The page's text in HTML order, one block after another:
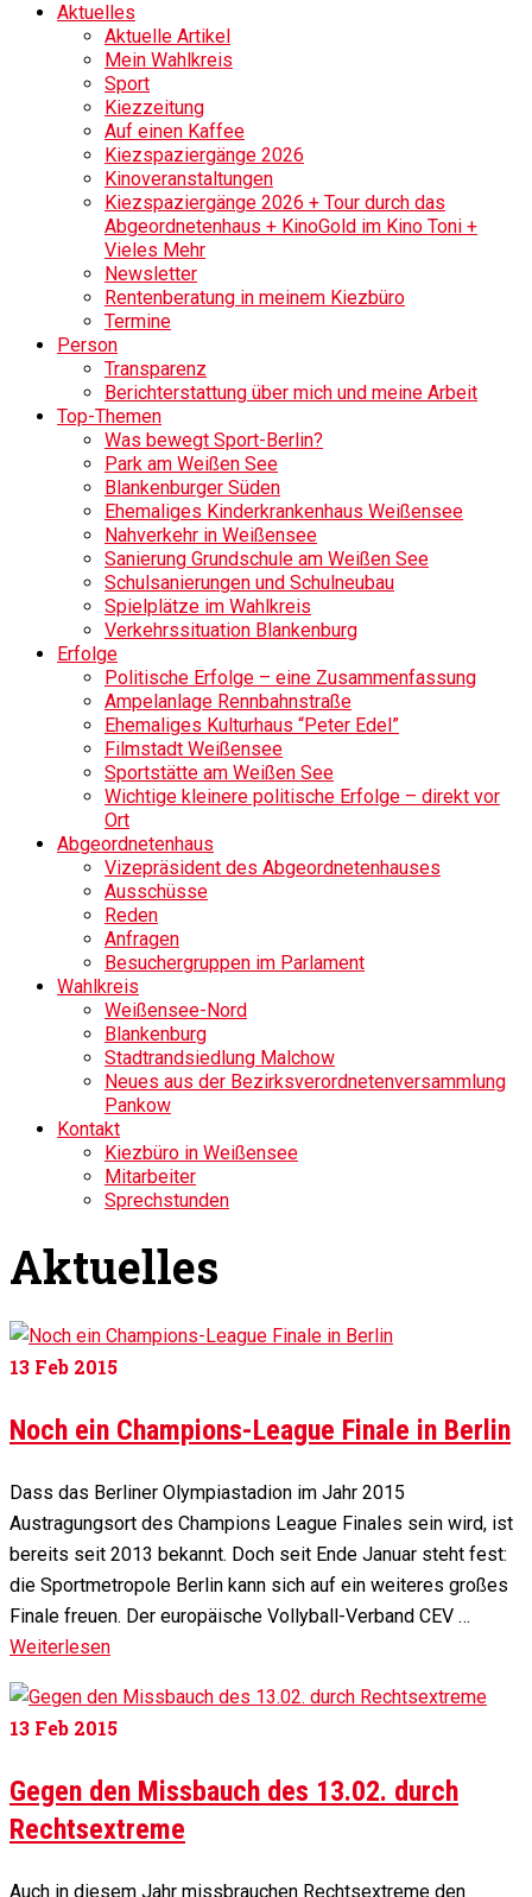
Aktuelles
Aktuelle Artikel
Mein Wahlkreis
Sport
Kiezzeitung
Auf einen Kaffee
Kiezspaziergänge 2026
Kinoveranstaltungen
Kiezspaziergänge 2026 + Tour durch das
Abgeordnetenhaus + KinoGold im Kino Toni +
Vieles Mehr
Newsletter
Rentenberatung in meinem Kiezbüro
Termine
Person
Transparenz
Berichterstattung über mich und meine Arbeit
Top-Themen
Was bewegt Sport-Berlin?
Park am Weißen See
Blankenburger Süden
Ehemaliges Kinderkrankenhaus Weißensee
Nahverkehr in Weißensee
Sanierung Grundschule am Weißen See
Schulsanierungen und Schulneubau
Spielplätze im Wahlkreis
Verkehrssituation Blankenburg
Erfolge
Politische Erfolge – eine Zusammenfassung
Ampelanlage Rennbahnstraße
Ehemaliges Kulturhaus “Peter Edel”
Filmstadt Weißensee
Sportstätte am Weißen See
Wichtige kleinere politische Erfolge – direkt vor
Ort
Abgeordnetenhaus
Vizepräsident des Abgeordnetenhauses
Ausschüsse
Reden
Anfragen
Besuchergruppen im Parlament
Wahlkreis
Weißensee-Nord
Blankenburg
Stadtrandsiedlung Malchow
Neues aus der Bezirksverordnetenversammlung
Pankow
Kontakt
Kiezbüro in Weißensee
Mitarbeiter
Sprechstunden
Aktuelles
13 Feb 2015
Noch ein Champions-League Finale in Berlin
Dass das Berliner Olympiastadion im Jahr 2015
Austragungsort des Champions League Finales sein wird, ist
bereits seit 2013 bekannt. Doch seit Ende Januar steht fest:
die Sportmetropole Berlin kann sich auf ein weiteres großes
Finale freuen. Der europäische Vollyball-Verband CEV …
Weiterlesen
13 Feb 2015
Gegen den Missbauch des 13.02. durch
Rechtsextreme
Auch in diesem Jahr missbrauchen Rechtsextreme den